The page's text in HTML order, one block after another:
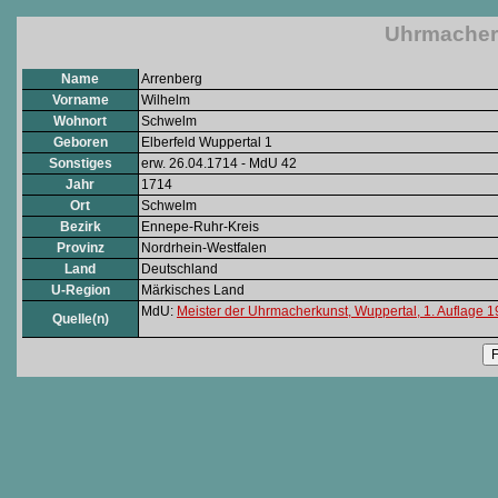
Name
Arrenberg
Vorname
Wilhelm
Wohnort
Schwelm
Geboren
Elberfeld Wuppertal 1
Sonstiges
erw. 26.04.1714 - MdU 42
Jahr
1714
Ort
Schwelm
Bezirk
Ennepe-Ruhr-Kreis
Provinz
Nordrhein-Westfalen
Land
Deutschland
U-Region
Märkisches Land
Quelle(n)
MdU: Meister der Uhrmacherkunst, Wuppertal, 1. Auflage